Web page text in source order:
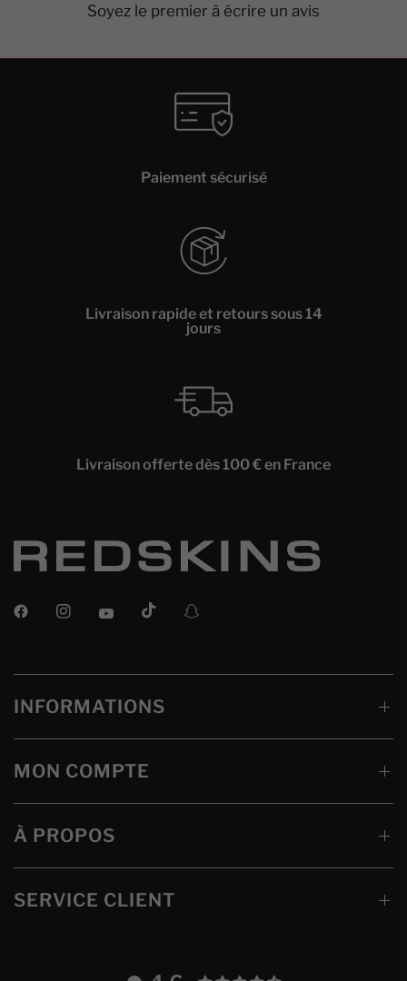
Soyez le premier à écrire un avis
Paiement sécurisé
Livraison rapide et retours sous 14
jours
Livraison offerte dès 100 € en France
INFORMATIONS
MON COMPTE
À PROPOS
SERVICE CLIENT